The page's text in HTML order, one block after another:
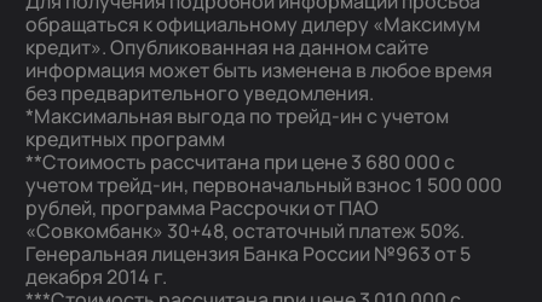
обращаться к официальному дилеру «Максимум
кредит». Опубликованная на данном сайте
информация может быть изменена в любое время
без предварительного уведомления.
*Максимальная выгода по трейд-ин с учетом
кредитных программ
**Стоимость рассчитана при цене 3 680 000 с
учетом трейд-ин, первоначальный взнос 1 500 000
рублей, программа Рассрочки от ПАО
«Совкомбанк» 30+48, остаточный платеж 50%.
Генеральная лицензия Банка России №963 от 5
декабря 2014 г.